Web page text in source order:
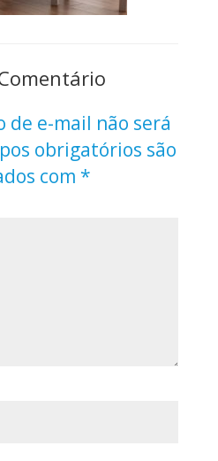
de e-mail não será
obrigatórios são
com *